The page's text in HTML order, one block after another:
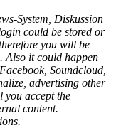
System, Diskussion
could be stored or
you will be
Also it could happen
Soundcloud,
advertising other
you accept the
content.